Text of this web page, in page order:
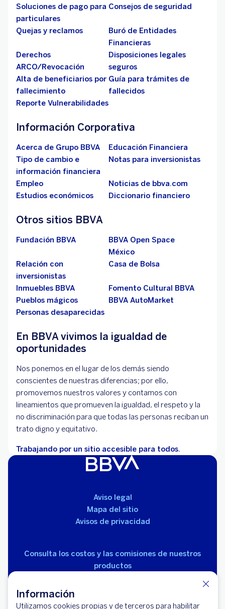
Información
Utilizamos cookies propias y de terceros para habilitar
Soluciones de pago para
particulares
Consejos de seguridad
Quejas y reclamos
Buró de Entidades
Financieras
Derechos
ARCO/Revocación
Disposiciones legales
seguros
Alta de beneficiarios por
fallecimiento
Guía para trámites de
fallecidos
Reporte Vulnerabilidades
Información Corporativa
Acerca de Grupo BBVA
Educación Financiera
Tipo de cambio e
información financiera
Notas para inversionistas
Empleo
Noticias de bbva.com
Estudios económicos
Diccionario financiero
Otros sitios BBVA
Fundación BBVA
BBVA Open Space
México
Relación con
inversionistas
Casa de Bolsa
Inmuebles BBVA
Fomento Cultural BBVA
Pueblos mágicos
BBVA AutoMarket
Personas desaparecidas
En BBVA vivimos la igualdad de
oportunidades
Nos ponemos en el lugar de los demás siendo
conscientes de nuestras diferencias; por ello,
promovemos nuestros valores y contamos con
lineamientos que promueven la igualdad, el respeto y la
no discriminación para que todas las personas reciban un
trato digno y equitativo.
Trabajando por un sitio accesible para todos.
Aviso legal
Mapa del sitio
Avisos de privacidad
Consulta los costos y las comisiones de nuestros
productos